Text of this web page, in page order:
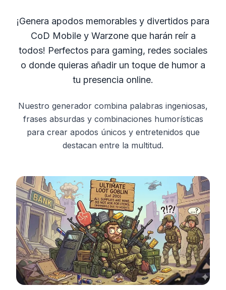
¡Genera apodos memorables y divertidos para
CoD Mobile y Warzone que harán reír a
todos! Perfectos para gaming, redes sociales
o donde quieras añadir un toque de humor a
tu presencia online.
Nuestro generador combina palabras ingeniosas,
frases absurdas y combinaciones humorísticas
para crear apodos únicos y entretenidos que
destacan entre la multitud.